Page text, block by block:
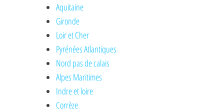
Aquitaine
Gironde
Loir et Cher
Pyrénées Atlantiques
Nord pas de calais
Alpes Maritimes
Indre et loire
Corrèze